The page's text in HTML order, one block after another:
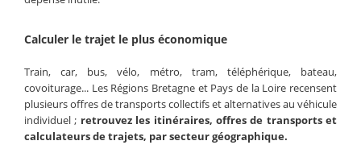
Calculer le trajet le plus économique
Train, car, bus, vélo, métro, tram, téléphérique, bateau,
covoiturage... Les Régions Bretagne et Pays de la Loire recensent
plusieurs offres de transports collectifs et alternatives au véhicule
individuel ; retrouvez les itinéraires, offres de transports et
calculateurs de trajets, par secteur géographique.